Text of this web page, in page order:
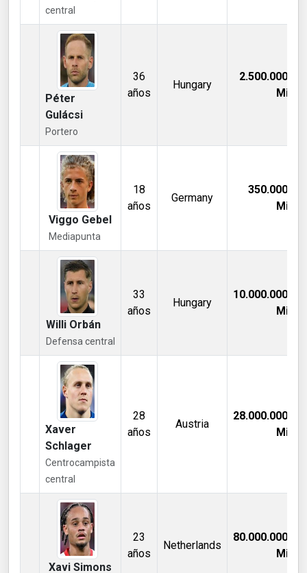
central
Péter
Gulácsi
Portero
36
años
Hungary
2.500.000,00
Mill €
Viggo Gebel
Mediapunta
18
años
Germany
350.000,00
Mill €
Willi Orbán
Defensa central
33
años
Hungary
10.000.000,00
Mill €
Xaver
Schlager
Centrocampista
central
28
años
Austria
28.000.000,00
Mill €
Xavi Simons
23
años
Netherlands
80.000.000,00
Mill €